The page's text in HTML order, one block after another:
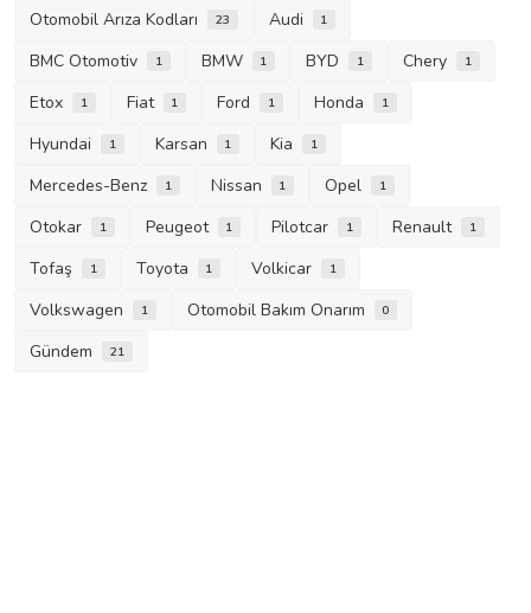
Otomobil Arıza Kodları 23 Audi 1
BMC Otomotiv 1 BMW 1 BYD 1 Chery 1
Etox 1 Fiat 1 Ford 1 Honda 1
Hyundai 1 Karsan 1 Kia 1
Mercedes-Benz 1 Nissan 1 Opel 1
Otokar 1 Peugeot 1 Pilotcar 1 Renault 1
Tofaş 1 Toyota 1 Volkicar 1
Volkswagen 1 Otomobil Bakım Onarım 0
Gündem 21